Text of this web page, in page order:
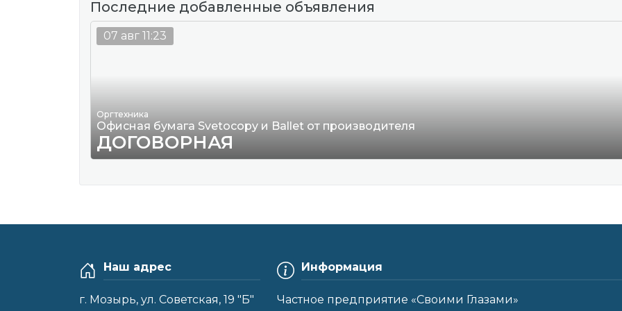
Последние добавленные объявления
Оргтехника
Офисная бумага Svetocopy и Ballet от производителя
ДОГОВОРНАЯ
07 авг 11:23
Наш адрес
г. Мозырь, ул. Советская, 19 "Б"
Информация
Частное предприятие «Своими Глазами»